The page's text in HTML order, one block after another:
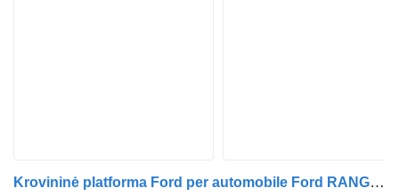
Krovininė platforma Ford per automobile Ford RANGER (ET) 2.5 TDCi 4x4